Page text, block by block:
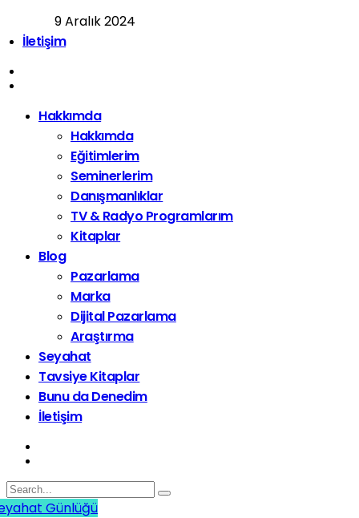
9 Aralık 2024
İletişim
Hakkımda
Hakkımda
Eğitimlerim
Seminerlerim
Danışmanlıklar
TV & Radyo Programlarım
Kitaplar
Blog
Pazarlama
Marka
Dijital Pazarlama
Araştırma
Seyahat
Tavsiye Kitaplar
Bunu da Denedim
İletişim
Günlüğü